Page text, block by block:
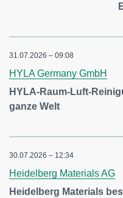
31.07.2026 – 09:08
HYLA Germany GmbH
HYLA-Raum-Luft-
ganze Welt
30.07.2026 – 12:34
Heidelberg Materials AG
Heidelberg Materials